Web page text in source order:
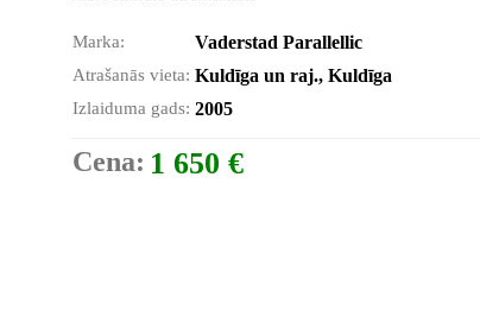
Marka: Vaderstad Parallellic
Atrašanās vieta: Kuldīga un raj., Kuldīga
Izlaiduma gads: 2005
Cena: 1 650 €